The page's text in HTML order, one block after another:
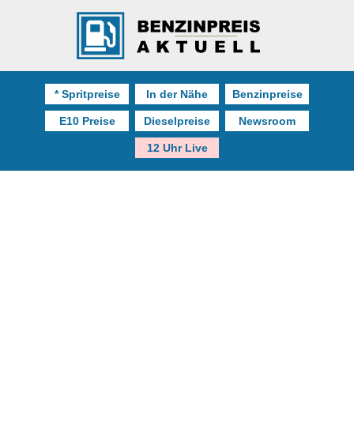
* Spritpreise In der Nähe Benzinpreise
E10 Preise Dieselpreise Newsroom
12 Uhr Live